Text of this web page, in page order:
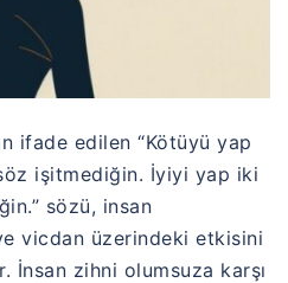
ifade edilen “Kötüyü yap
işitmediğin. İyiyi yap iki
sözü, insan
vicdan üzerindeki etkisini
İnsan zihni olumsuza karşı